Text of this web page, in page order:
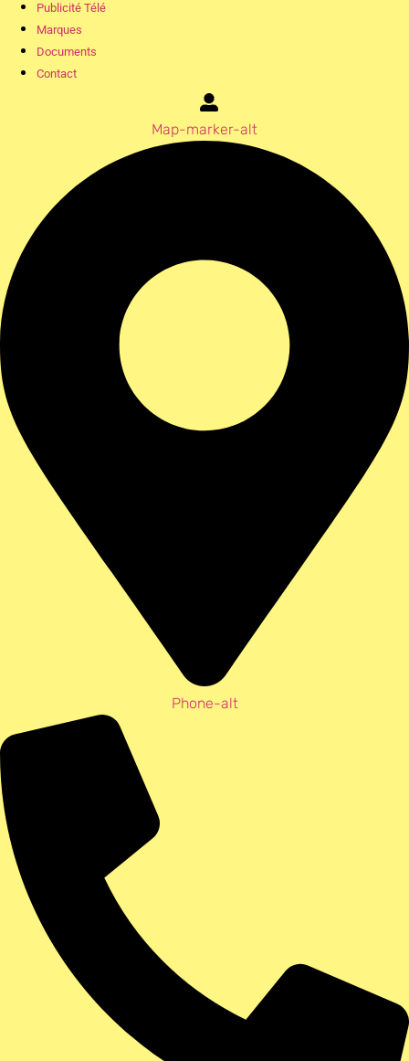
Publicité Télé
Marques
Documents
Contact
Map-marker-alt
Phone-alt